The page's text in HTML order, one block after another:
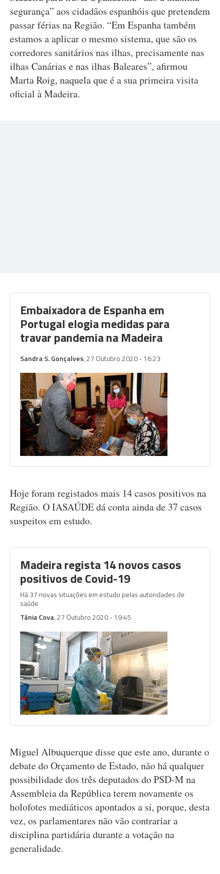
segurança” aos cidadãos espanhóis que pretendem
passar férias na Região. “Em Espanha também
estamos a aplicar o mesmo sistema, que são os
corredores sanitários nas ilhas, precisamente nas
ilhas Canárias e nas ilhas Baleares”, afirmou
Marta Roig, naquela que é a sua primeira visita
oficial à Madeira.
Embaixadora de Espanha em
Portugal elogia medidas para
travar pandemia na Madeira
Sandra S. Gonçalves, 27 Outubro 2020 - 16:23
Hoje foram registados mais 14 casos positivos na
Região. O IASAÚDE dá conta ainda de 37 casos
suspeitos em estudo.
Madeira regista 14 novos casos
positivos de Covid-19
Há 37 novas situações em estudo pelas autoridades de
saúde
Tânia Cova, 27 Outubro 2020 - 19:45
Miguel Albuquerque disse que este ano, durante o
debate do Orçamento de Estado, não há qualquer
possibilidade dos três deputados do PSD-M na
Assembleia da República terem novamente os
holofotes mediáticos apontados a si, porque, desta
vez, os parlamentares não vão contrariar a
disciplina partidária durante a votação na
generalidade.